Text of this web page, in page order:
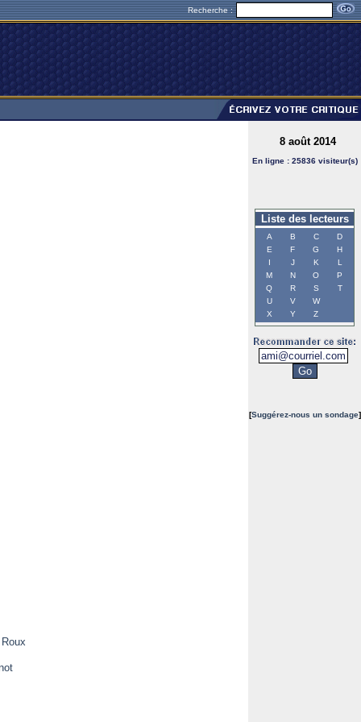
Recherche :
8 août 2014
En ligne : 25836 visiteur(s)
Liste des lecteurs
A B C
D
E
F G
H
I
J K
L
M
N O
P
Q
R S
T
U
V
W
X
Y Z
[Suggérez-nous un sondage]